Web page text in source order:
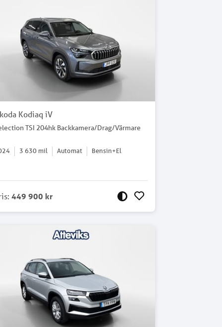
Kodiaq iV
TSI 204hk Backkamera/Drag/Värmare
3 630mil Automat Bensin+El
: 449 900 kr